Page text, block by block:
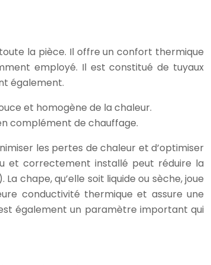
la pièce. Il offre un confort thermique
employé. Il est constitué de tuyaux
également.
et homogène de la chaleur.
complément de chauffage.
les pertes de chaleur et d’optimiser
et correctement installé peut réduire la
chape, qu’elle soit liquide ou sèche, joue
conductivité thermique et assure une
également un paramètre important qui